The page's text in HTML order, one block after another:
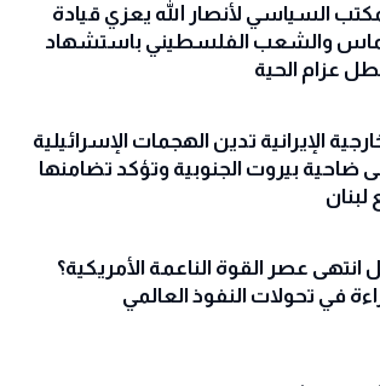
السياسي لأنصار الله يعزي قيادة
والشعب الفلسطيني باستشهاد
عزام الحية
الإيرانية تدين الهجمات الإسرائيلية
ضاحية بيروت الجنوبية وتؤكد تضامنها
لبنان
انتهى عصر القوة الناعمة الأمريكية؟
في تحولات النفوذ العالمي